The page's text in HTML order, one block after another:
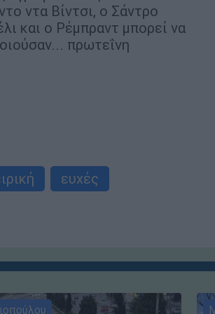
ντα Βίντσι, ο Σάντρο
και ο Ρέμπραντ μπορεί να
πρωτεΐνη
ευχές